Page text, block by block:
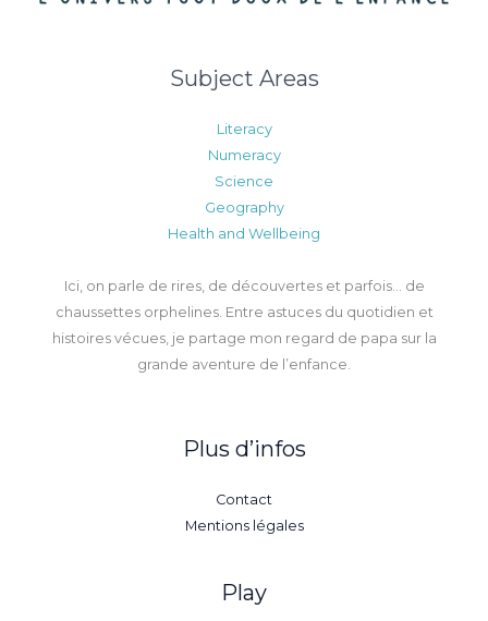
Subject Areas
Literacy
Numeracy
Science
Geography
Health and Wellbeing
Ici, on parle de rires, de découvertes et parfois… de
chaussettes orphelines. Entre astuces du quotidien et
histoires vécues, je partage mon regard de papa sur la
grande aventure de l’enfance.
Plus d’infos
Contact
Mentions légales
Play